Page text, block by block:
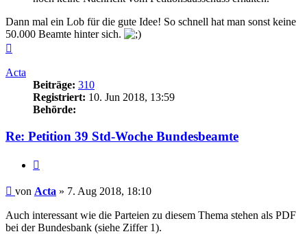
Dann mal ein Lob für die gute Idee! So schnell hat man sonst keine
50.000 Beamte hinter sich.
Acta
Beiträge: 310
Registriert: 10. Jun 2018, 13:59
Behörde:
Re: Petition 39 Std-Woche Bundesbeamte
Beitrag
von Acta » 7. Aug 2018, 18:10
Auch interessant wie die Parteien zu diesem Thema stehen als PDF
bei der Bundesbank (siehe Ziffer 1).